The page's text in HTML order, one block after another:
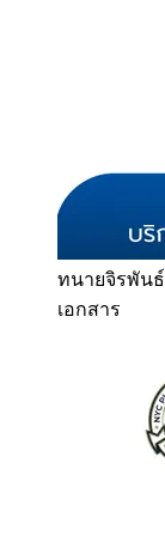
ทนายจิรพันธ์
เอกสาร